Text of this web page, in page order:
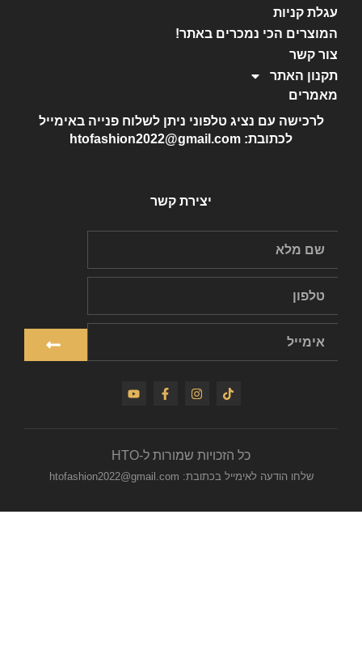
עגלת קניות
המוצרים הכי נמכרים באתר!
צור קשר
תקנון האתר
מאמרים
לרכישה עם נציג טלפוני ניתן לשלוח פנייה באימייל
לכתובת: htofashion2022@gmail.com
יצירת קשר
כל הזכויות שמורות ל-HTO
שלחו הודעה לאימייל בכתובת: htofashion2022@gmail.com